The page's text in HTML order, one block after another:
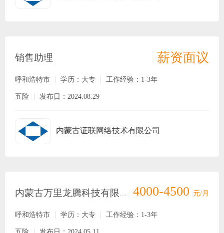
薪资面议
销售助理
呼和浩特市 学历：大专 工作经验：1-3年
五险 发布日：2024.08.29
内蒙古证联网络技术有限公司
4000-4500 元/月
内蒙古万里龙腾科技有限责任公司
呼和浩特市 学历：大专 工作经验：1-3年